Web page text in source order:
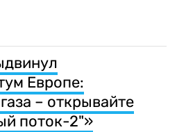
Европе:
– открывайте
поток-2"»